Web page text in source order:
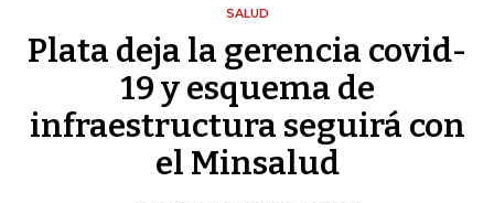
SALUD
Plata deja la gerencia covid-
19 y esquema de
infraestructura seguirá con
el Minsalud